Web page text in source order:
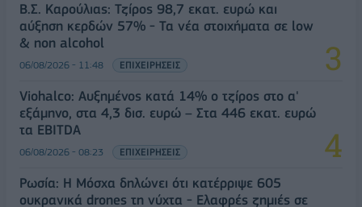
Β.Σ. Καρούλιας: Τζίρος 98,7 εκατ. ευρώ και
αύξηση κερδών 57% - Τα νέα στοιχήματα σε low
& non alcohol
06/08/2026 - 11:48 ΕΠΙΧΕΙΡΗΣΕΙΣ
Viohalco: Αυξημένος κατά 14% ο τζίρος στο α'
εξάμηνο, στα 4,3 δισ. ευρώ – Στα 446 εκατ. ευρώ
τα EBITDA
06/08/2026 - 08:23 ΕΠΙΧΕΙΡΗΣΕΙΣ
Ρωσία: Η Μόσχα δηλώνει ότι κατέρριψε 605
ουκρανικά drones τη νύχτα - Ελαφρές ζημιές σε